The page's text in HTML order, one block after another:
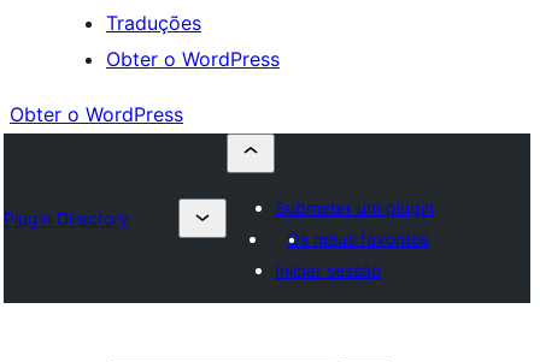
Traduções
Obter o WordPress
Obter o WordPress
Plugin Directory
Submeter um plugin
Os meus favoritos
Iniciar sessão